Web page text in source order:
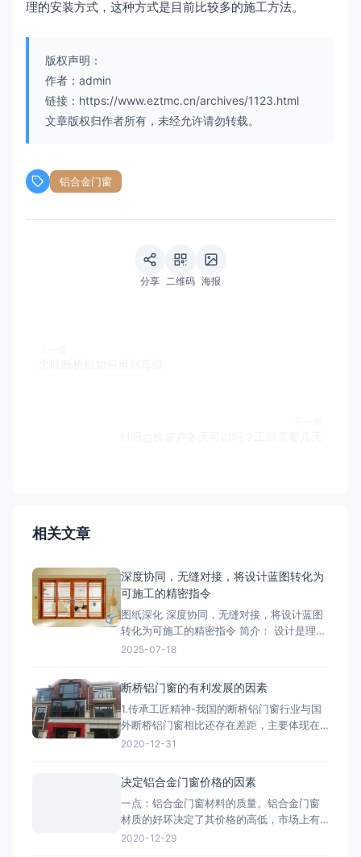
理的安装方式，这种方式是目前比较多的施工方法。
版权声明：
作者：admin
链接：https://www.eztmc.cn/archives/1123.html
文章版权归作者所有，未经允许请勿转载。
铝合金门窗
分享 二维码 海报
相关文章
深度协同，无缝对接，将设计蓝图转化为
可施工的精密指令
图纸深化 深度协同，无缝对接，将设计蓝图
转化为可施工的精密指令 简介： 设计是理
想，深化是让理想落地的桥梁。我们的
与细化。我们精准核算每一个节点的结构、
强度、安装逻辑和材料工艺，生成包括加工
图、组装图、节点大样图
2025-07-18
断桥铝门窗的有利发展的因素
1.传承工匠精神-我国的断桥铝门窗行业与国
外断桥铝门窗相比还存在差距，主要体现在
产品质量、技术含量等方面，因此要打造断
路”战略，让断桥铝门窗行业搭建了一个很好
的平台，而“一带一路”战略沿线覆盖了65个
国家，占全球
2020-12-31
决定铝合金门窗价格的因素
一点：铝合金门窗材料的质量。铝合金门窗
材质的好坏决定了其价格的高低，市场上有
两种铝，一种是纯铝，用这种为主材的材质
2020-12-29